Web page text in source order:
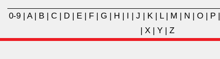
0-9 | A| B | C | D | E | F | G | H | I | J | K | L| M | N | O | P
| X| Y| Z